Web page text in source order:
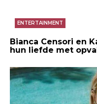
ENTERTAINMENT
Bianca Censori en
hun liefde met